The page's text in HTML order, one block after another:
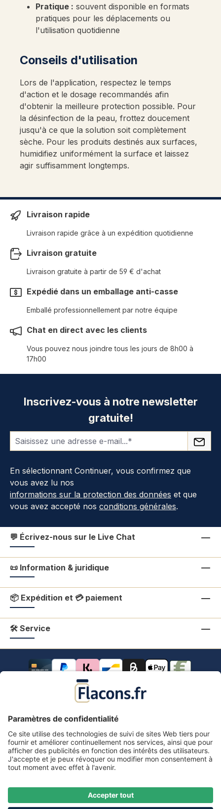
Pratique : souvent disponible en formats
pratiques pour les déplacements ou
l'utilisation quotidienne
Conseils d'utilisation
Lors de l'application, respectez le temps
d'action et le dosage recommandés afin
d'obtenir la meilleure protection possible. Pour
la désinfection de la peau, frottez doucement
jusqu'à ce que la solution soit complètement
sèche. Pour les produits destinés aux surfaces,
humidifiez uniformément la surface et laissez
agir suffisamment longtemps.
Livraison rapide
Livraison rapide grâce à un expédition quotidienne
Livraison gratuite
Livraison gratuite à partir de 59 € d'achat
Expédié dans un emballage anti-casse
Emballé professionnellement par notre équipe
Chat en direct avec les clients
Vous pouvez nous joindre tous les jours de 8h00 à
17h00
Inscrivez-vous à notre newsletter
gratuite!
En sélectionnant Continuer, vous confirmez que
vous avez lu nos
informations sur la protection des données et que
vous avez accepté nos conditions générales.
💬 Écrivez-nous sur le Live Chat
📜 Information & juridique
📦 Expédition et 💳 paiement
🛠 Service
Tous les prix s'entendent TVA comprise.
Tous les prix incluent la TVA, plus les frais d'expédition
et les éventuels frais de livraison, sauf indication
contraire.
Mentions légales
Information & formulaire de rétractation